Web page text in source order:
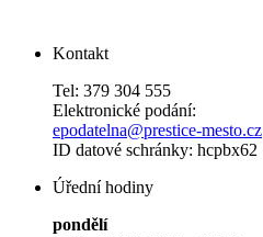
Kontakt
Tel: 379 304 555
Elektronické podání:
epodatelna@prestice-mesto.cz
ID datové schránky: hcpbx62
Úřední hodiny
pondělí